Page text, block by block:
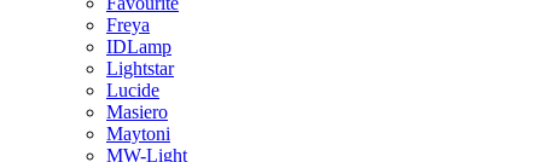
Freya
IDLamp
Lightstar
Lucide
Masiero
Maytoni
MW-Light